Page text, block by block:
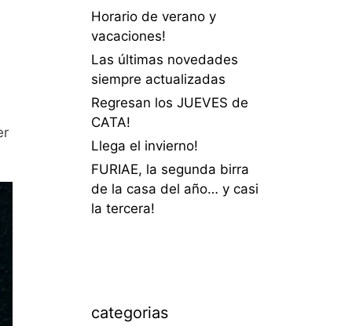
Horario de verano y
vacaciones!
Las últimas novedades
siempre actualizadas
Regresan los JUEVES de
CATA!
Llega el invierno!
FURIAE, la segunda birra
de la casa del año… y casi
la tercera!
categorias